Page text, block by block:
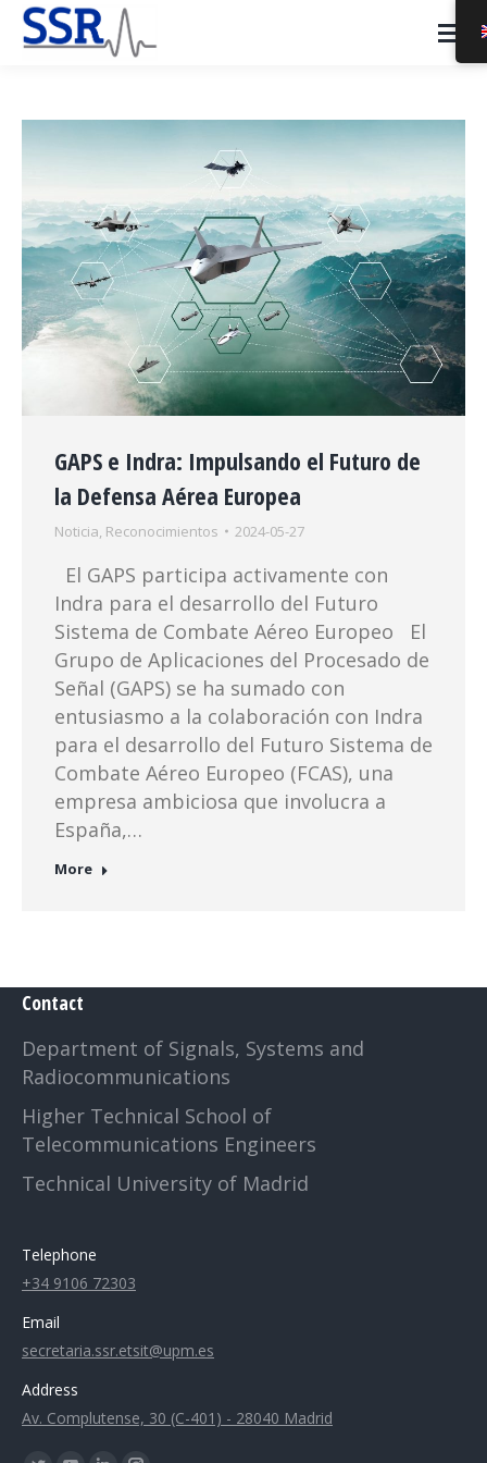
GAPS e Indra: Impulsando el Futuro de
la Defensa Aérea Europea
Noticia, Reconocimientos 2024-05-27
El GAPS participa activamente con
Indra para el desarrollo del Futuro
Sistema de Combate Aéreo Europeo El
Grupo de Aplicaciones del Procesado de
Señal (GAPS) se ha sumado con
entusiasmo a la colaboración con Indra
para el desarrollo del Futuro Sistema de
Combate Aéreo Europeo (FCAS), una
empresa ambiciosa que involucra a
España,…
More
Contact
Department of Signals, Systems and
Radiocommunications
Higher Technical School of
Telecommunications Engineers
Technical University of Madrid
Telephone
+34 9106 72303
Email
secretaria.ssr.etsit@upm.es
Address
Av. Complutense, 30 (C-401) - 28040 Madrid